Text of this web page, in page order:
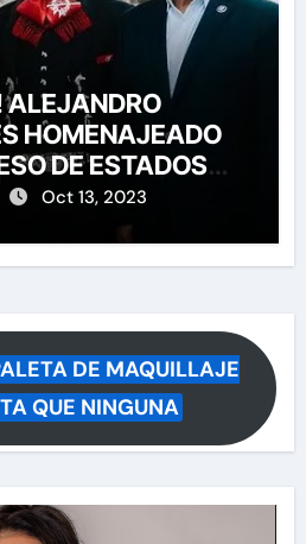
ALEJANDRO
HOMENAJEADO
DE ESTADOS
Oct 13, 2023
DE MAQUILLAJE
QUE NINGUNA